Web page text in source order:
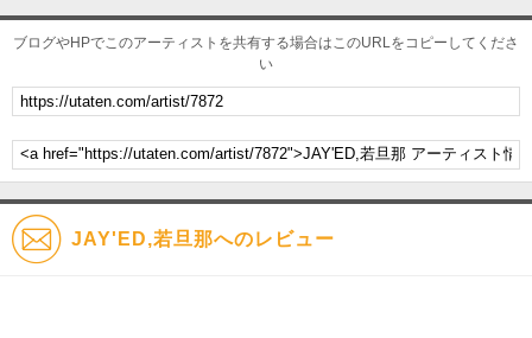
ブログやHPでこのアーティストを共有する場合はこのURLをコピーしてくださ
い
JAY'ED,若旦那へのレビュー